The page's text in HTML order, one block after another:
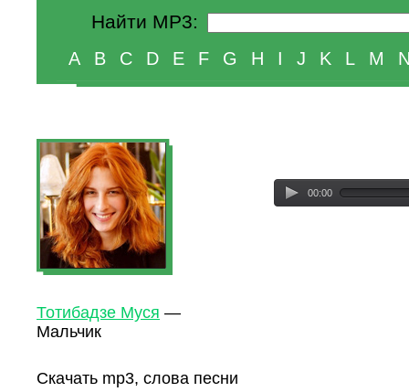
Найти MP3:
A B C D E F G H I J K L M
Тотибадзе Муся —
Мальчик
00:00
Скачать mp3, слова песни